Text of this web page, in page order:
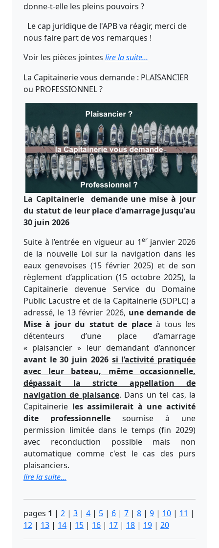
donne-t-elle les pleins pouvoirs ?
Le cap juridique de l'APB va réagir, merci de
nous faire part de vos remarques !
Voir les pièces jointes lire la suite...
La Capitainerie vous demande : PLAISANCIER
ou PROFESSIONNEL ?
La Capitainerie demande une mise à jour
du statut de leur place d'amarrage jusqu'au
30 juin 2026
Suite à l’entrée en vigueur au 1erjanvier 2026
de la nouvelle Loi sur la navigation dans les
eaux genevoises (15 février 2025) et de son
règlement d’application (15 octobre 2025), la
Capitainerie devenue Service du Domaine
Public Lacustre et de la Capitainerie (SDPLC) a
adressé, le 13 février 2026, une demande de
Mise à jour du statut de placeà tous les
détenteurs d’une place d’amarrage
« plaisancier » leur demandant d’annoncer
avant le 30 juin 2026 si l’activité pratiquée
avec leur bateau, même occasionnelle,
dépassait la stricte appellation de
navigation de plaisance. Dans un tel cas, la
Capitainerie les assimilerait à une activité
dite professionnelle soumise à une
permission limitée dans le temps (fin 2029)
avec reconduction possible mais non
automatique comme c'est le cas des purs
plaisanciers.
lire la suite...
pages 1 | 2 | 3 | 4 | 5 | 6 | 7 | 8 | 9 | 10 | 11 |
12 | 13 | 14 | 15 | 16 | 17 | 18 | 19 | 20